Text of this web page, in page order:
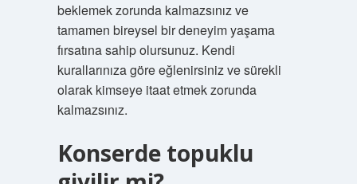
beklemek zorunda kalmazsınız ve
tamamen bireysel bir deneyim yaşama
fırsatına sahip olursunuz. Kendi
kurallarınıza göre eğlenirsiniz ve sürekli
olarak kimseye itaat etmek zorunda
kalmazsınız.
Konserde topuklu